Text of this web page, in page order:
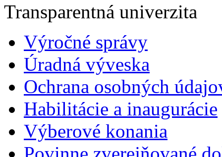
Transparentná univerzita
Výročné správy
Úradná výveska
Ochrana osobných
Habilitácie a inaugurácie
Výberové konania